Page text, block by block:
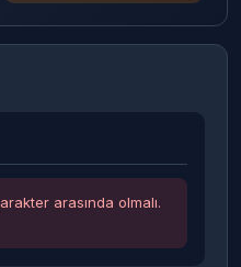
arasında olmalı.